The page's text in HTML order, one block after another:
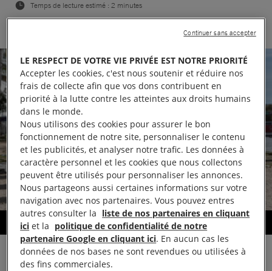
Temps de lecture estimé : 2 minutes
© Karine Péron Le Ouay / AIF (nous contacter si besoin d’illustration)
A partir du 14 mai et pendant une semaine,
LE RESPECT DE VOTRE VIE PRIVÉE EST NOTRE PRIORITÉ
Accepter les cookies, c'est nous soutenir et réduire nos
frais de collecte afin que vos dons contribuent en
priorité à la lutte contre les atteintes aux droits humains
dans le monde.
Nous utilisons des cookies pour assurer le bon
fonctionnement de notre site, personnaliser le contenu
et les publicités, et analyser notre trafic. Les données à
caractère personnel et les cookies que nous collectons
peuvent être utilisés pour personnaliser les annonces.
Nous partageons aussi certaines informations sur votre
navigation avec nos partenaires. Vous pouvez entres
autres consulter la liste de nos partenaires en cliquant
ici et la politique de confidentialité de notre
partenaire Google en cliquant ici. En aucun cas les
données de nos bases ne sont revendues ou utilisées à
des fins commerciales.
Continuer sans accepter